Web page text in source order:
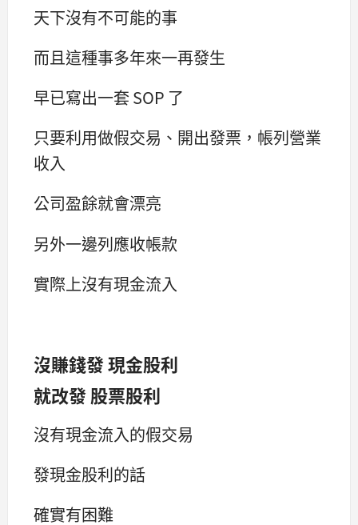
天下沒有不可能的事
而且這種事多年來一再發生
早已寫出一套 SOP 了
只要利用做假交易、開出發票，帳列營業
收入
公司盈餘就會漂亮
另外一邊列應收帳款
實際上沒有現金流入
沒賺錢發 現金股利
就改發 股票股利
沒有現金流入的假交易
發現金股利的話
確實有困難